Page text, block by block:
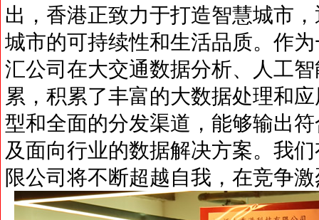
出，香港正致力于打造智慧城市
城市的可持续性和生活品质。作
汇公司在大交通数据分析、人工
累，积累了丰富的大数据处理和
型和全面的分发渠道，能够输出
及面向行业的数据解决方案。我
限公司将不断超越自我，在竞争